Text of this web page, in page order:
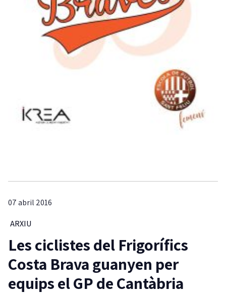
07 abril 2016
ARXIU
Les ciclistes del Frigorífics
Costa Brava guanyen per
equips el GP de Cantàbria